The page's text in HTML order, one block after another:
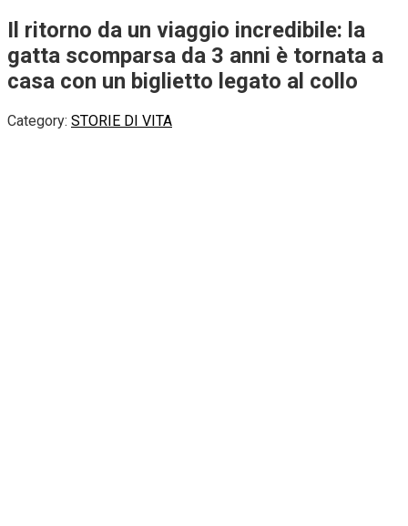
Il ritorno da un viaggio incredibile: la
gatta scomparsa da 3 anni è tornata a
casa con un biglietto legato al collo
Category: STORIE DI VITA